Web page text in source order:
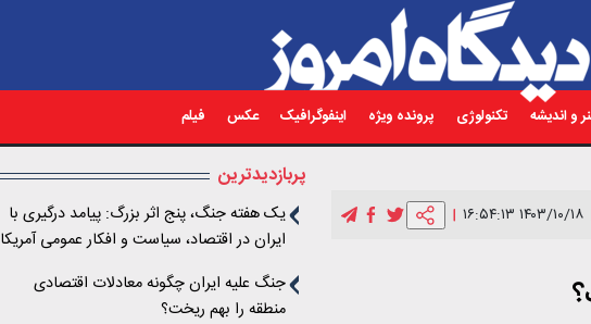
و اندیشه تکنولوژی پرونده ویژه اینفوگرافیک عکس فیلم
۱۴۰۳/۱۰/۱۸ ۱۶:۵۴:۱۳
پربازدیدترین
یک هفته جنگ، پنج اثر بزرگ: پیامد درگیری با
ایران در اقتصاد، سیاست و افکار عمومی آمریکا
جنگ علیه ایران چگونه معادلات اقتصادی
منطقه را بهم ریخت؟